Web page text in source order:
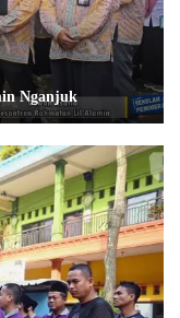
Nganjuk